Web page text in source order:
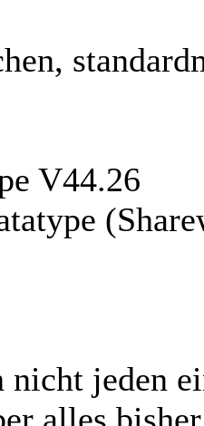
V44.26
nicht jeden
alles